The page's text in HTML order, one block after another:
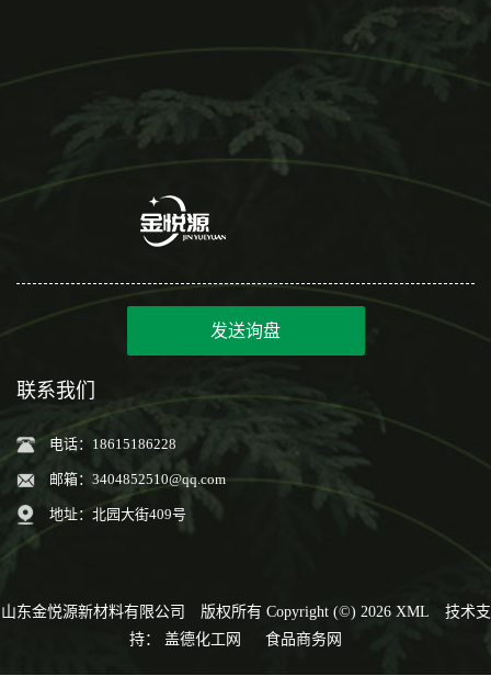
发送询盘
联系我们
电话：18615186228
邮箱： 3404852510@qq.com
地址：北园大街409号
山东金悦源新材料有限公司 版权所有 Copyright (©) 2026 XML
技术支
持： 盖德化工网 食品商务网